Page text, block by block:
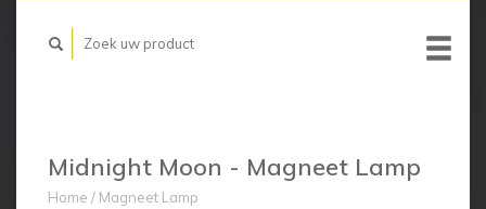
Midnight Moon - Magneet Lamp
Home / Magneet Lamp